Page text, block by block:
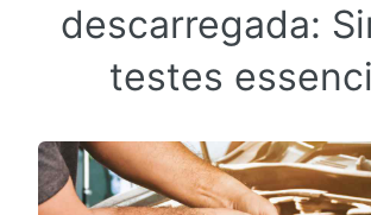
descarregada:
testes